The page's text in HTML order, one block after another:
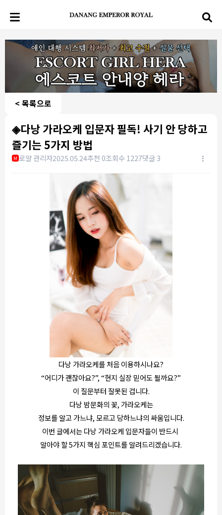
< 목록으로
◈다낭 가라오케 입문자 필독! 사기 안 당하고
즐기는 5가지 방법
M 로얄 관리자2025.05.24추천 0조회수 1227댓글 3
다낭 가라오케를 처음 이용하시나요?
“어디가 괜찮아요?”, “현지 실장 믿어도 될까요?”
이 질문부터 잘못된 겁니다.
다낭 밤문화의 꽃, 가라오케는
정보를 알고 가느냐, 모르고 당하느냐의 싸움입니다.
이번 글에서는 다낭 가라오케 입문자들이 반드시
알아야 할 5가지 핵심 포인트를 알려드리겠습니다.